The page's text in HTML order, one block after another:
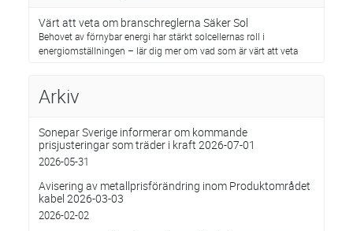
Värt att veta om branschreglerna Säker Sol
Behovet av förnybar energi har stärkt solcellernas roll i
energiomställningen – lär dig mer om vad som är värt att veta
Arkiv
Sonepar Sverige informerar om kommande
prisjusteringar som träder i kraft 2026-07-01
2026-05-31
Avisering av metallprisförändring inom Produktområdet
kabel 2026-03-03
2026-02-02